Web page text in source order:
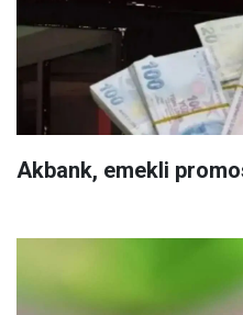
Akbank, emekli